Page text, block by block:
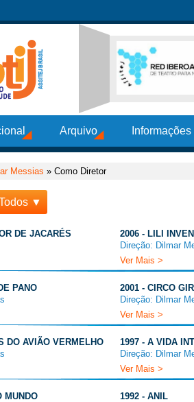
Arquivo
Messias » Como Diretor
▼
DE JACARÉS
2006 - LILI
Direção: Dilmar
Ver Mais >
PANO
2001 - CIRCO
Direção: Dilmar
Ver Mais >
DO AVIÃO VERMELHO
1997 - A VIDA
Direção: Dilmar
Ver Mais >
MUNDO
1992 - ANIL